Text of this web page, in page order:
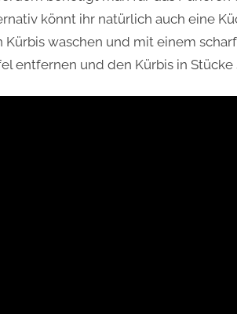
könnt ihr natürlich auch eine
Kürbis waschen und mit einem
entfernen und den Kürbis in Stücke